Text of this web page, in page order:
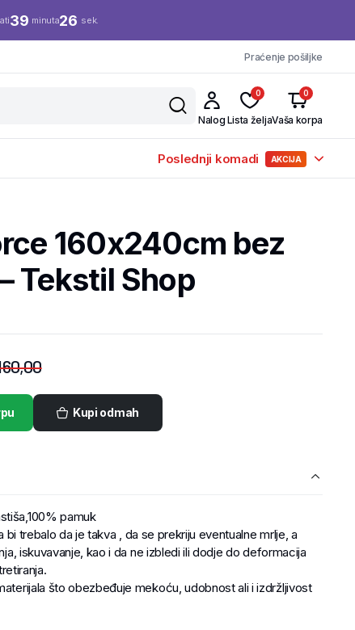
39 minuta25 sek.
Praćenje pošiljke
Nalog
0
Lista želja
0
Vaša korpa
Poslednji komadi AKCIJA
160x240cm bez
Tekstil Shop
Kupi odmah
pamuk
bi trebalo da je takva , da se prekriju eventualne mrlje, a
iskuvavanje, kao i da ne izbledi ili dodje do deformacija
što obezbeđuje mekoću, udobnost ali i izdržljivost